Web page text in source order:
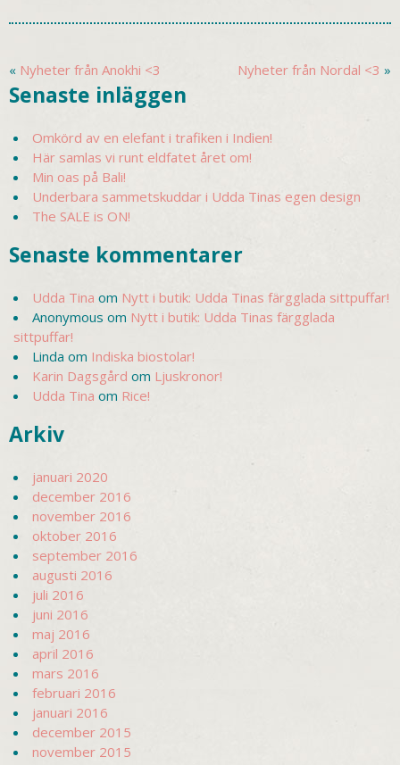
Nyheter från Nordal <3 »
« Nyheter från Anokhi <3
Senaste inläggen
Omkörd av en elefant i trafiken i Indien!
Här samlas vi runt eldfatet året om!
Min oas på Bali!
Underbara sammetskuddar i Udda Tinas egen design
The SALE is ON!
Senaste kommentarer
Udda Tina om Nytt i butik: Udda Tinas färgglada sittpuffar!
Anonymous om Nytt i butik: Udda Tinas färgglada
sittpuffar!
Linda om Indiska biostolar!
Karin Dagsgård om Ljuskronor!
Udda Tina om Rice!
Arkiv
januari 2020
december 2016
november 2016
oktober 2016
september 2016
augusti 2016
juli 2016
juni 2016
maj 2016
april 2016
mars 2016
februari 2016
januari 2016
december 2015
november 2015